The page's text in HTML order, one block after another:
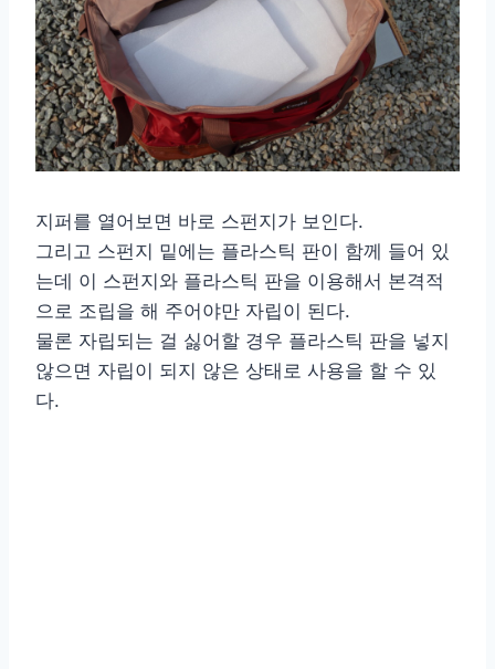
지퍼를 열어보면 바로 스펀지가 보인다.
그리고 스펀지 밑에는 플라스틱 판이 함께 들어 있
는데 이 스펀지와 플라스틱 판을 이용해서 본격적
으로 조립을 해 주어야만 자립이 된다.
물론 자립되는 걸 싫어할 경우 플라스틱 판을 넣지
않으면 자립이 되지 않은 상태로 사용을 할 수 있
다.